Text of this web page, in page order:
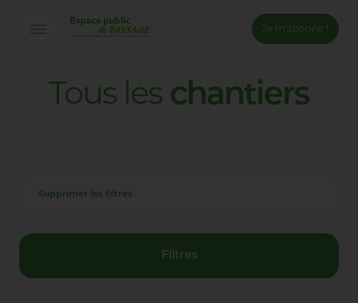
Je m'abonne !
Tous les chantiers
Supprimer les filtres
Filtres